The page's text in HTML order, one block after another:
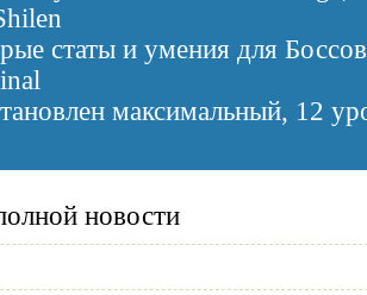
статы и умения для
максимальный, 12
новости